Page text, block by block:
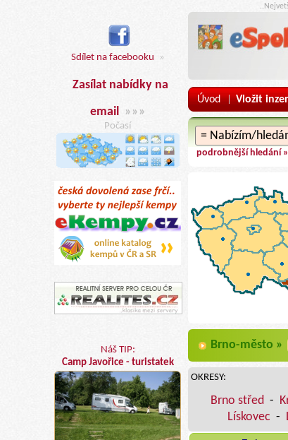
Sdílet na facebooku »
Zasílat nabídky na
email »»»
Počasí
Náš TIP:
Camp Javořice - turistatek
Úvod | Vložit
podrobnější hledání »
Brno-město »
OKRESY:
Brno střed -
Lískovec -